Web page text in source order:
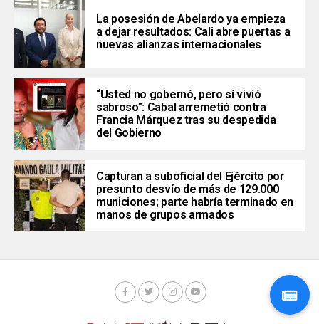
La posesión de Abelardo ya empieza
a dejar resultados: Cali abre puertas a
nuevas alianzas internacionales
“Usted no gobernó, pero sí vivió
sabroso”: Cabal arremetió contra
Francia Márquez tras su despedida
del Gobierno
Capturan a suboficial del Ejército por
presunto desvío de más de 129.000
municiones; parte habría terminado en
manos de grupos armados